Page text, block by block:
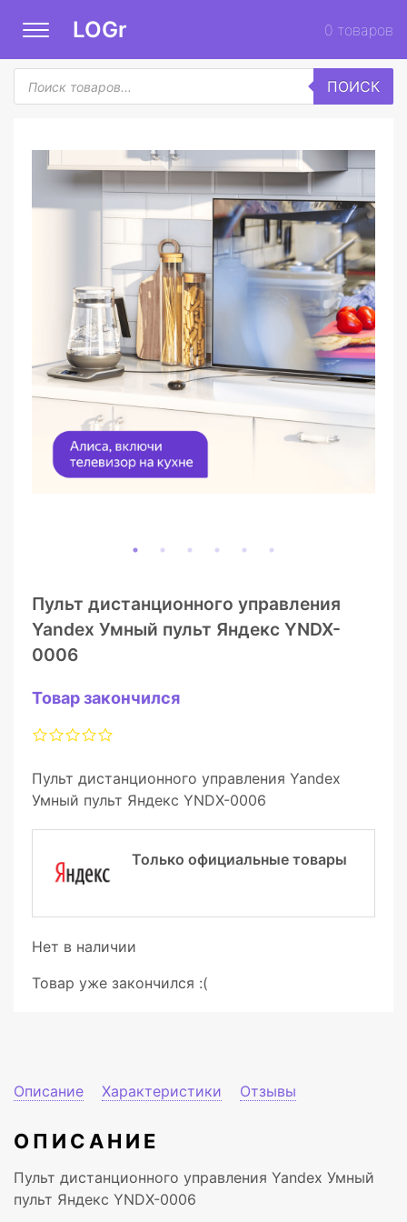
LOGr 0 товаров
Поиск
товаров
ПОИСК
Пульт дистанционного управления
Yandex Умный пульт Яндекс YNDX-
0006
Товар закончился
Пульт дистанционного управления Yandex
Умный пульт Яндекс YNDX-0006
Только официальные товары
Нет в наличии
Товар уже закончился :(
Описание Характеристики Отзывы
ОПИСАНИЕ
Пульт дистанционного управления Yandex Умный
пульт Яндекс YNDX-0006